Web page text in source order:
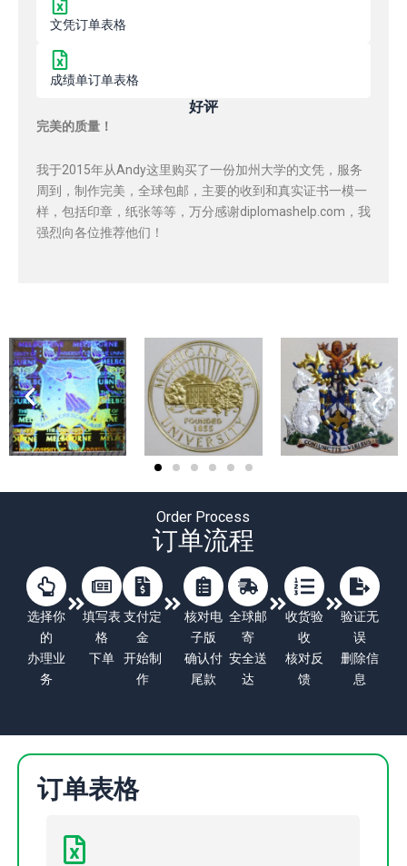
文凭订单表格
成绩单订单表格
好评
完美的质量！
我于2015年从Andy这里购买了一份加州大学的文凭，服务
周到，制作完美，全球包邮，主要的收到和真实证书一模一
样，包括印章，纸张等等，万分感谢diplomashelp.com，我
强烈向各位推荐他们！
Order Process
订单流程
选择你
的
办理业
务
填写表
格
下单
支付定
金
开始制
作
核对电
子版
确认付
尾款
全球邮
寄
安全送
达
收货验
收
核对反
馈
验证无
误
删除信
息
订单表格